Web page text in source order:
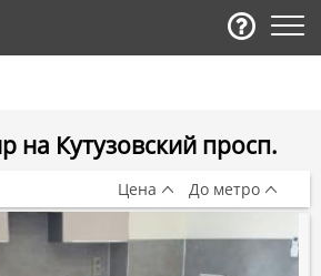
на Кутузовский просп.
Цена До метро